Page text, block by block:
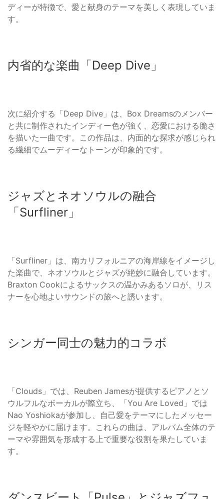
ディーが特徴で、愛と献身のテーマを美しく表現していま
す。
内省的な楽曲「Deep Dive」
次に紹介する「Deep Dive」は、Box Dreamsのメンバー
と共に制作されたインディー色が強く、恋愛における脆さ
を描いた一曲です。この作品は、内面的な探求が感じられ
る繊細でムーディーなトーンが印象的です。
ジャズとネオソウルの融合
「Surfliner」
「Surfliner」は、南カリフォルニアの海岸線をイメージし
た楽曲で、ネオソウルとジャズが絶妙に融合しています。
Braxton Cookによるサックスの温かみあるソロが、リス
ナーを心地よいサウンドの旅へと誘います。
シンガー同士の魅力的コラボ
「Clouds」では、Reuben Jamesが提供するピアノとソ
ウルフルなボーカルが際立ち、「You Are Loved」では
Nao Yoshiokaが参加し、自己愛をテーマにしたメッセー
ジを軽やかに届けます。これらの曲は、アルバム全体のテ
ーマや雰囲気を形成する上で重要な役割を果たしていま
す。